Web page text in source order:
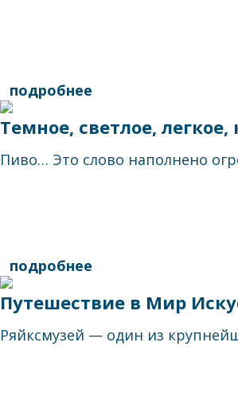
подробнее
Темное, светлое,
Пиво… Это слово наполнено
подробнее
Путешествие в Мир
Ряйксмузей — один из